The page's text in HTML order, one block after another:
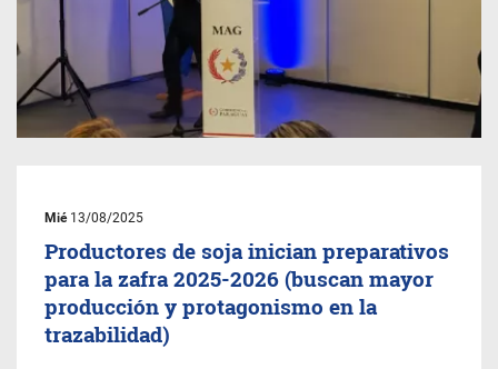
Mié13/08/2025
Productores de soja inician preparativos
para la zafra 2025-2026 (buscan mayor
producción y protagonismo en la
trazabilidad)